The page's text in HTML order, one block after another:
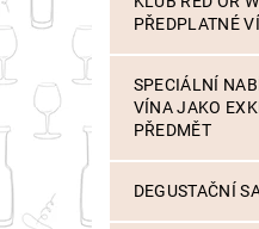
PŘEDPLATNÉ
SPECIÁLNÍ
VÍNA JAKO
PŘEDMĚT
DEGUSTAČNÍ